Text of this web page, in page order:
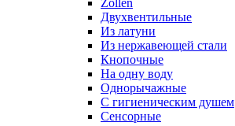
Zollen
Двухвентильные
Из латуни
Из нержавеющей стали
Кнопочные
На одну воду
Однорычажные
С гигиеническим душем
Сенсорные